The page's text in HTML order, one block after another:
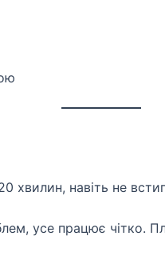
хвилин, навіть не
усе працює чітко.